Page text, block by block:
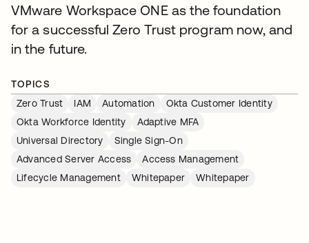
VMware Workspace ONE as the foundation
for a successful Zero Trust program now, and
in the future.
TOPICS
Zero Trust
IAM Automation
Okta Customer Identity
Okta Workforce Identity
Adaptive MFA
Universal Directory
Single Sign-On
Advanced Server Access
Access Management
Lifecycle Management
Whitepaper Whitepaper